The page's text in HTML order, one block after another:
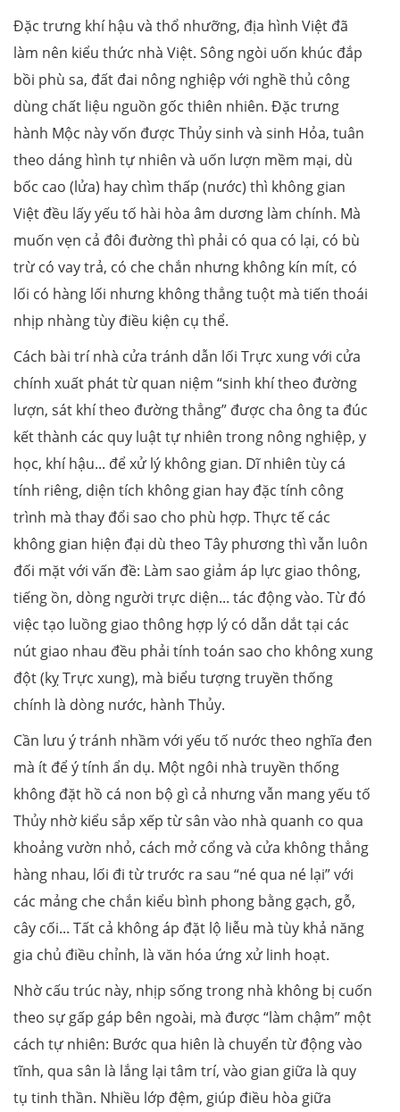
Đặc trưng khí hậu và thổ nhưỡng, địa hình Việt đã
làm nên kiểu thức nhà Việt. Sông ngòi uốn khúc đắp
bồi phù sa, đất đai nông nghiệp với nghề thủ công
dùng chất liệu nguồn gốc thiên nhiên. Đặc trưng
hành Mộc này vốn được Thủy sinh và sinh Hỏa, tuân
theo dáng hình tự nhiên và uốn lượn mềm mại, dù
bốc cao (lửa) hay chìm thấp (nước) thì không gian
Việt đều lấy yếu tố hài hòa âm dương làm chính. Mà
muốn vẹn cả đôi đường thì phải có qua có lại, có bù
trừ có vay trả, có che chắn nhưng không kín mít, có
lối có hàng lối nhưng không thẳng tuột mà tiến thoái
nhịp nhàng tùy điều kiện cụ thể.
Cách bài trí nhà cửa tránh dẫn lối Trực xung với cửa
chính xuất phát từ quan niệm “sinh khí theo đường
lượn, sát khí theo đường thẳng” được cha ông ta đúc
kết thành các quy luật tự nhiên trong nông nghiệp, y
học, khí hậu... để xử lý không gian. Dĩ nhiên tùy cá
tính riêng, diện tích không gian hay đặc tính công
trình mà thay đổi sao cho phù hợp. Thực tế các
không gian hiện đại dù theo Tây phương thì vẫn luôn
đối mặt với vấn đề: Làm sao giảm áp lực giao thông,
tiếng ồn, dòng người trực diện... tác động vào. Từ đó
việc tạo luồng giao thông hợp lý có dẫn dắt tại các
nút giao nhau đều phải tính toán sao cho không xung
đột (kỵ Trực xung), mà biểu tượng truyền thống
chính là dòng nước, hành Thủy.
Cần lưu ý tránh nhầm với yếu tố nước theo nghĩa đen
mà ít để ý tính ẩn dụ. Một ngôi nhà truyền thống
không đặt hồ cá non bộ gì cả nhưng vẫn mang yếu tố
Thủy nhờ kiểu sắp xếp từ sân vào nhà quanh co qua
khoảng vườn nhỏ, cách mở cổng và cửa không thẳng
hàng nhau, lối đi từ trước ra sau “né qua né lại” với
các mảng che chắn kiểu bình phong bằng gạch, gỗ,
cây cối... Tất cả không áp đặt lộ liễu mà tùy khả năng
gia chủ điều chỉnh, là văn hóa ứng xử linh hoạt.
Nhờ cấu trúc này, nhịp sống trong nhà không bị cuốn
theo sự gấp gáp bên ngoài, mà được “làm chậm” một
cách tự nhiên: Bước qua hiên là chuyển từ động vào
tĩnh, qua sân là lắng lại tâm trí, vào gian giữa là quy
tụ tinh thần. Nhiều lớp đệm, giúp điều hòa giữa